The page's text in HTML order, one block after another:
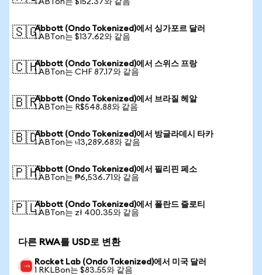
1 ABTon는 $152.37와 같음
🇸🇬Abbott (Ondo Tokenized)에서 싱가포르 달러
1 ABTon는 $137.62와 같음
🇨🇭Abbott (Ondo Tokenized)에서 스위스 프랑
1 ABTon는 CHF 87.17와 같음
🇧🇷Abbott (Ondo Tokenized)에서 브라질 헤알
1 ABTon는 R$548.88와 같음
🇧🇩Abbott (Ondo Tokenized)에서 방글라데시 타카
1 ABTon는 ৳13,289.68와 같음
🇵🇭Abbott (Ondo Tokenized)에서 필리핀 페소
1 ABTon는 ₱6,536.71와 같음
🇵🇱Abbott (Ondo Tokenized)에서 폴란드 즐로티
1 ABTon는 zł 400.35와 같음
다른 RWA를 USD로 변환
Rocket Lab (Ondo Tokenized)에서 미국 달러
1 RKLBon는 $83.55와 같음